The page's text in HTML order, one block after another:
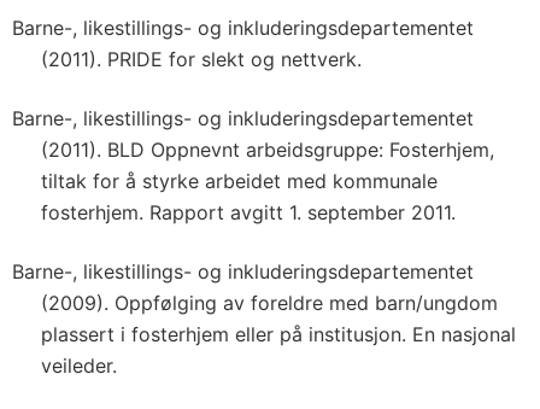
Barne-, likestillings- og inkluderingsdepartementet
(2011). PRIDE for slekt og nettverk.
Barne-, likestillings- og inkluderingsdepartementet
(2011). BLD Oppnevnt arbeidsgruppe: Fosterhjem,
tiltak for å styrke arbeidet med kommunale
fosterhjem. Rapport avgitt 1. september 2011.
Barne-, likestillings- og inkluderingsdepartementet
(2009). Oppfølging av foreldre med barn/ungdom
plassert i fosterhjem eller på institusjon. En nasjonal
veileder.